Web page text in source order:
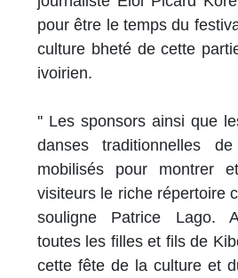
pour être le temps du
culture bheté de cette
ivoirien.
'' Les sponsors ainsi que
danses traditionnelles
mobilisés pour montrer
visiteurs le riche répertoire
souligne Patrice Lago.
toutes les filles et fils de
cette fête de la culture et